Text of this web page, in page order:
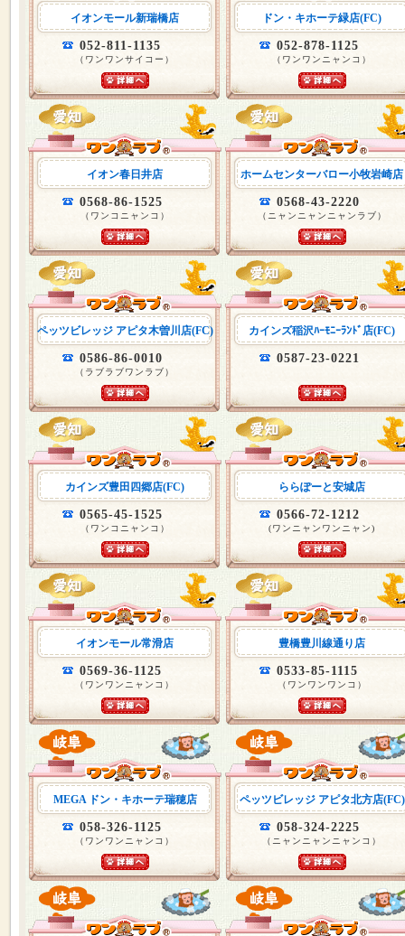
イオンモール新瑞橋店
052-811-1135
（ワンワンサイコー）
ドン・キホーテ緑店(FC)
052-878-1125
（ワンワンニャンコ）
イオン春日井店
0568-86-1525
（ワンコニャンコ）
ホームセンターバロー小牧岩崎店
0568-43-2220
（ニャンニャンニャンラブ）
ペッツビレッジ アピタ木曽川店(FC)
0586-86-0010
（ラブラブワンラブ）
カインズ稲沢ﾊｰﾓﾆｰﾗﾝﾄﾞ店(FC)
0587-23-0221
カインズ豊田四郷店(FC)
0565-45-1525
（ワンコニャンコ）
ららぽーと安城店
0566-72-1212
(ワンニャンワンニャン)
イオンモール常滑店
0569-36-1125
（ワンワンニャンコ）
豊橋豊川線通り店
0533-85-1115
（ワンワンワンコ）
MEGA ドン・キホーテ瑞穂店
058-326-1125
（ワンワンニャンコ）
ペッツビレッジ アピタ北方店(FC)
058-324-2225
（ニャンニャンニャンコ）